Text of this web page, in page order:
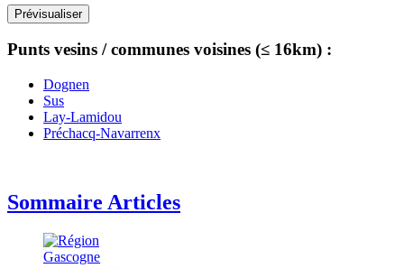
Punts vesins / communes voisines (≤ 16km) :
Dognen
Sus
Lay-Lamidou
Préchacq-Navarrenx
Sommaire Articles